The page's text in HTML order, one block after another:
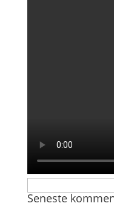
efter:
Seneste